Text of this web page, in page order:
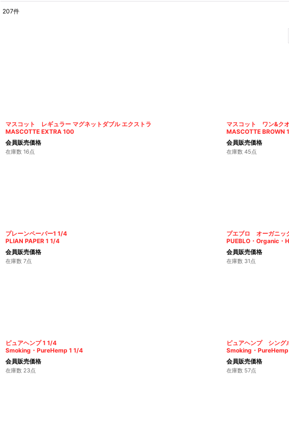
207件
マスコット レギュラー マグネットダブル エクストラ
MASCOTTE EXTRA 100
会員販売価格
在庫数 16点
マスコット ワン&ク
MASCOTTE BROWN
会員販売価格
在庫数 45点
プレーンペーパー1 1/4
PLIAN PAPER 1 1/4
会員販売価格
在庫数 7点
プエブロ オーガニッ
PUEBLO・Organic・
会員販売価格
在庫数 31点
ピュアヘンプ 1 1/4
Smoking・PureHemp 1 1/4
会員販売価格
在庫数 23点
ピュアヘンプ シング
Smoking・PureHemp
会員販売価格
在庫数 57点